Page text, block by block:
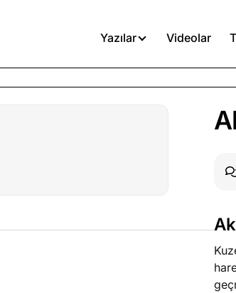
Yazılar Videolar
Ağustos 4,
Türkiye’den niye umutlu olduğumu